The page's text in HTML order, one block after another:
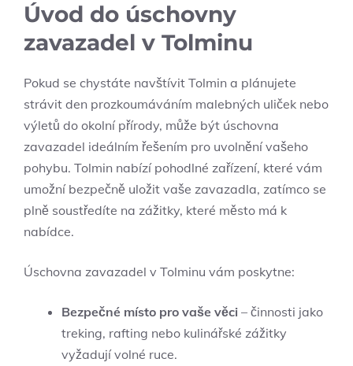
Úvod do úschovny
zavazadel v Tolminu
Pokud se chystáte navštívit Tolmin a plánujete
strávit den prozkoumáváním malebných uliček nebo
výletů do okolní přírody, může být úschovna
zavazadel ideálním řešením pro uvolnění vašeho
pohybu. Tolmin nabízí pohodlné zařízení, které vám
umožní bezpečně uložit vaše zavazadla, zatímco se
plně soustředíte na zážitky, které město má k
nabídce.
Úschovna zavazadel v Tolminu vám poskytne:
Bezpečné místo pro vaše věci – činnosti jako
treking, rafting nebo kulinářské zážitky
vyžadují volné ruce.